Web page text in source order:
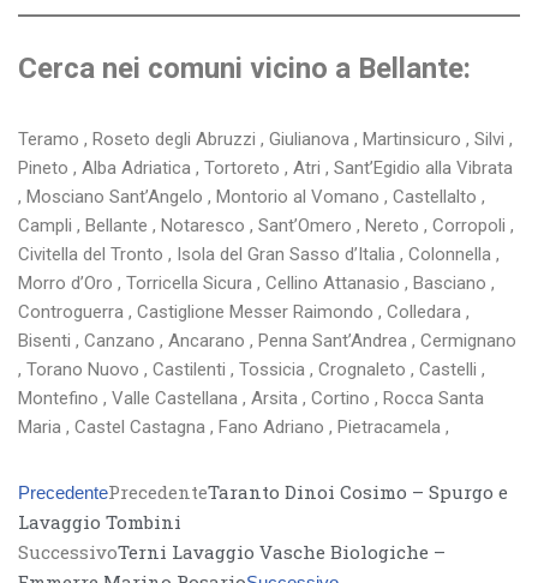
Cerca nei comuni vicino a Bellante:
Teramo , Roseto degli Abruzzi , Giulianova , Martinsicuro , Silvi ,
Pineto , Alba Adriatica , Tortoreto , Atri , Sant’Egidio alla Vibrata
, Mosciano Sant’Angelo , Montorio al Vomano , Castellalto ,
Campli , Bellante , Notaresco , Sant’Omero , Nereto , Corropoli ,
Civitella del Tronto , Isola del Gran Sasso d’Italia , Colonnella ,
Morro d’Oro , Torricella Sicura , Cellino Attanasio , Basciano ,
Controguerra , Castiglione Messer Raimondo , Colledara ,
Bisenti , Canzano , Ancarano , Penna Sant’Andrea , Cermignano
, Torano Nuovo , Castilenti , Tossicia , Crognaleto , Castelli ,
Montefino , Valle Castellana , Arsita , Cortino , Rocca Santa
Maria , Castel Castagna , Fano Adriano , Pietracamela ,
PrecedentePrecedenteTaranto Dinoi Cosimo – Spurgo e
Lavaggio Tombini
SuccessivoTerni Lavaggio Vasche Biologiche –